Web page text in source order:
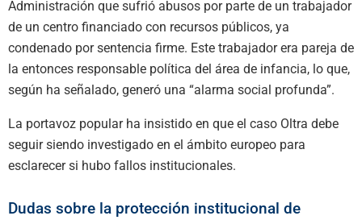
Administración que sufrió abusos por parte de un trabajador
de un centro financiado con recursos públicos, ya
condenado por sentencia firme. Este trabajador era pareja de
la entonces responsable política del área de infancia, lo que,
según ha señalado, generó una “alarma social profunda”.
La portavoz popular ha insistido en que el caso Oltra debe
seguir siendo investigado en el ámbito europeo para
esclarecer si hubo fallos institucionales.
Dudas sobre la protección institucional de